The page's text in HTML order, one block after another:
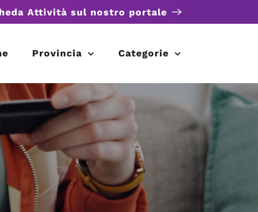
Attività sul nostro portale
Provincia Categorie